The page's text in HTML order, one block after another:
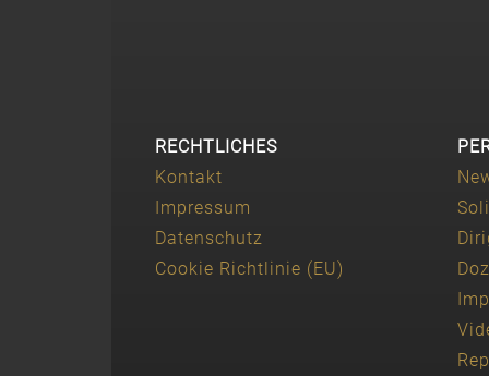
RECHTLICHES
Kontakt
Impressum
Datenschutz
Cookie Richtlinie (EU)